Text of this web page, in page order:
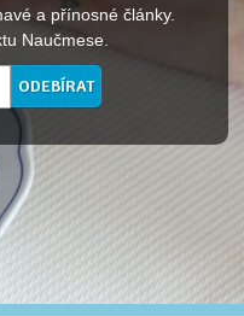
a přínosné články.
Naučmese.